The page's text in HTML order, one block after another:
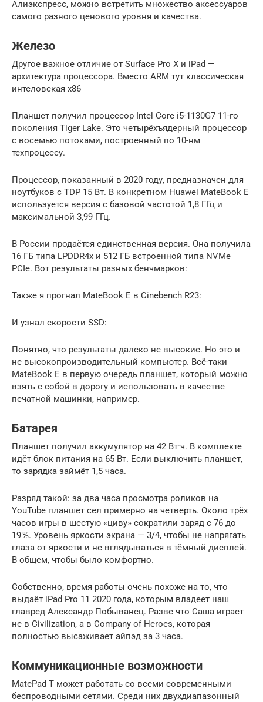
Алиэкспресс, можно встретить множество аксессуаров
самого разного ценового уровня и качества.
Железо
Другое важное отличие от Surface Pro X и iPad —
архитектура процессора. Вместо ARM тут классическая
интеловская x86
Планшет получил процессор Intel Core i5-1130G7 11-го
поколения Tiger Lake. Это четырёхъядерный процессор
c восемью потоками, построенный по 10-нм
техпроцессу.
Процессор, показанный в 2020 году, предназначен для
ноутбуков с TDP 15 Вт. В конкретном Huawei MateBook E
используется версия с базовой частотой 1,8 ГГц и
максимальной 3,99 ГГц.
В России продаётся единственная версия. Она получила
16 ГБ типа LPDDR4x и 512 ГБ встроенной типа NVMe
PCIe. Вот результаты разных бенчмарков:
Также я прогнал MateBook E в Cinebench R23:
И узнал скорости SSD:
Понятно, что результаты далеко не высокие. Но это и
не высокопроизводительный компьютер. Всё-таки
MateBook E в первую очередь планшет, который можно
взять с собой в дорогу и использовать в качестве
печатной машинки, например.
Батарея
Планшет получил аккумулятор на 42 Вт·ч. В комплекте
идёт блок питания на 65 Вт. Если выключить планшет,
то зарядка займёт 1,5 часа.
Разряд такой: за два часа просмотра роликов на
YouTube планшет сел примерно на четверть. Около трёх
часов игры в шестую «циву» сократили заряд с 76 до
19 %. Уровень яркости экрана — 3/4, чтобы не напрягать
глаза от яркости и не вглядываться в тёмный дисплей.
В общем, чтобы было комфортно.
Собственно, время работы очень похоже на то, что
выдаёт iPad Pro 11 2020 года, которым владеет наш
главред Александр Побыванец. Разве что Саша играет
не в Civilization, а в Company of Heroes, которая
полностью высаживает айпэд за 3 часа.
Коммуникационные возможности
MatePad T может работать со всеми современными
беспроводными сетями. Среди них двухдиапазонный